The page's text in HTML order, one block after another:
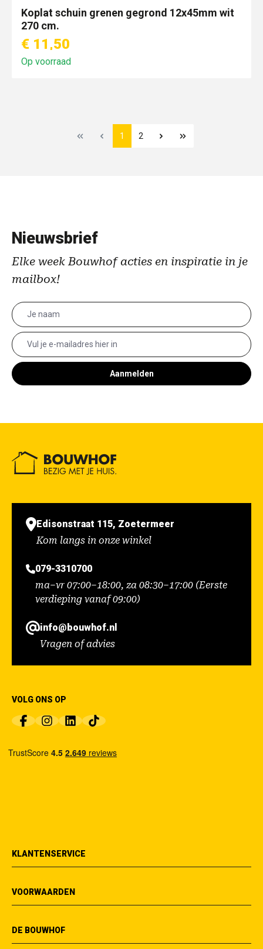
Koplat schuin grenen gegrond 12x45mm wit
270 cm.
€ 11,50
Op voorraad
1 2
Nieuwsbrief
Elke week Bouwhof acties en inspiratie in je
mailbox!
Aanmelden
Edisonstraat 115, Zoetermeer
Kom langs in onze winkel
079-3310700
ma–vr 07:00–18:00, za 08:30–17:00 (Eerste
verdieping vanaf 09:00)
info@bouwhof.nl
Vragen of advies
VOLG ONS OP
KLANTENSERVICE
VOORWAARDEN
DE BOUWHOF